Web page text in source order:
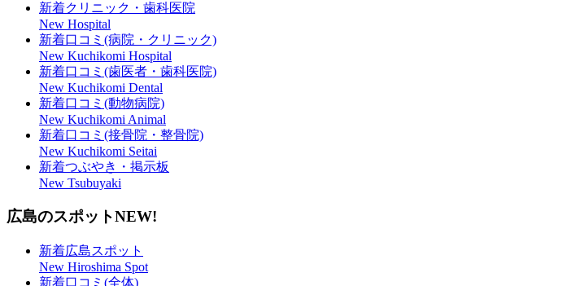
新着クリニック・歯科医院
New Hospital
新着口コミ(病院・クリニック)
New Kuchikomi Hospital
新着口コミ(歯医者・歯科医院)
New Kuchikomi Dental
新着口コミ(動物病院)
New Kuchikomi Animal
新着口コミ(接骨院・整骨院)
New Kuchikomi Seitai
新着つぶやき・掲示板
New Tsubuyaki
広島のスポットNEW!
新着広島スポット
New Hiroshima Spot
新着口コミ(全体)